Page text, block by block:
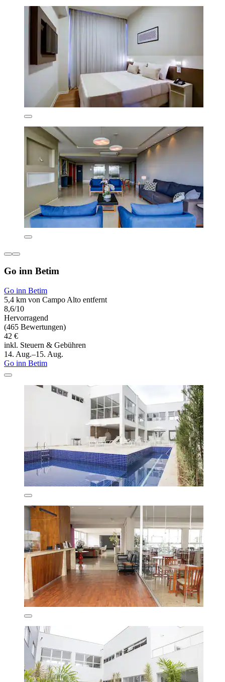
Go inn Betim
Go inn Betim
5,4 km von Campo Alto entfernt
8,6/10
Hervorragend
(465 Bewertungen)
42 €
inkl. Steuern & Gebühren
14. Aug.–15. Aug.
Go inn Betim